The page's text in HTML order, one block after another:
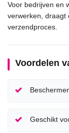
Voor bedrijven en
verwerken, draagt
verzendproces.
Voordelen
Geschikt